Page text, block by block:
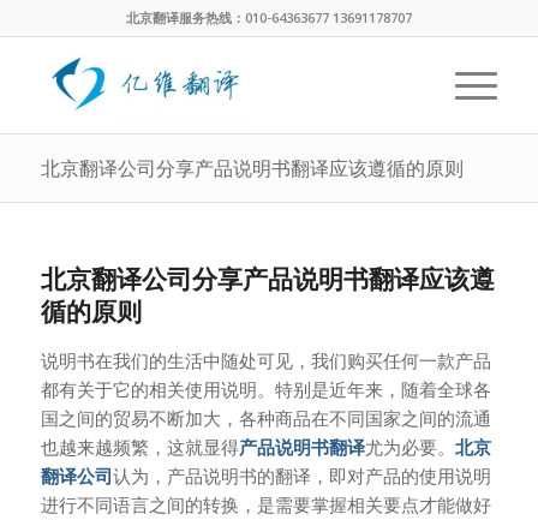
北京翻译服务热线：010-64363677 13691178707
北京翻译公司分享产品说明书翻译应该遵循的原则
北京翻译公司分享产品说明书翻译应该遵
循的原则
说明书在我们的生活中随处可见，我们购买任何一款产品
都有关于它的相关使用说明。特别是近年来，随着全球各
国之间的贸易不断加大，各种商品在不同国家之间的流通
也越来越频繁，这就显得产品说明书翻译尤为必要。 北京
翻译公司认为，产品说明书的翻译，即对产品的使用说明
进行不同语言之间的转换，是需要掌握相关要点才能做好